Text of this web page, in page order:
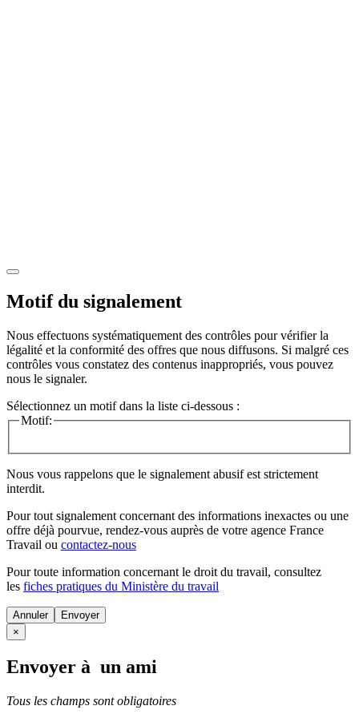
Motif du signalement
Nous effectuons systématiquement des contrôles pour vérifier la
légalité et la conformité des offres que nous diffusons. Si malgré ces
contrôles vous constatez des contenus inappropriés, vous pouvez
nous le signaler.
Sélectionnez un motif dans la liste ci-dessous :
Motif:
Nous vous rappelons que le signalement abusif est strictement
interdit.
Pour tout signalement concernant des informations inexactes ou une
offre déjà pourvue, rendez-vous auprès de votre agence France
Travail ou contactez-nous
Pour toute information concernant le droit du travail, consultez
les fiches pratiques du Ministère du travail
Annuler
×
Envoyer à un ami
Tous les champs sont obligatoires